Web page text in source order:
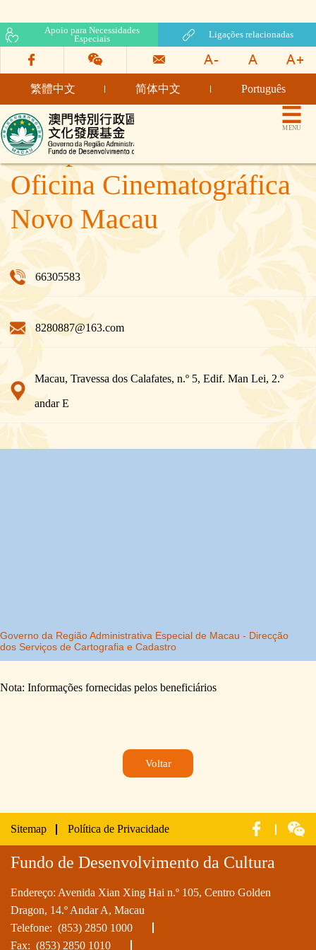
Apoio para Necessidades
Especiais
Ligações relacionadas
繁體中文 简体中文 Português
Fundo de Desenvolvimento
da Cultura
MENU
Companhia Limitada
Oficina Cinematográfica
Novo Macau
66305583
8280887@163.com
Macau, Travessa dos Calafates, n.º 5, Edif. Man Lei, 2.º
andar E
Nota: Informações fornecidas pelos beneficiários
Voltar
Sitemap Política de Privacidade
Fundo de Desenvolvimento da Cultura
Endereço: Avenida Xian Xing Hai n.º 105, Centro Golden
Dragon, 14.º Andar A, Macau
Telefone: (853) 2850 1000
Fax: (853) 2850 1010